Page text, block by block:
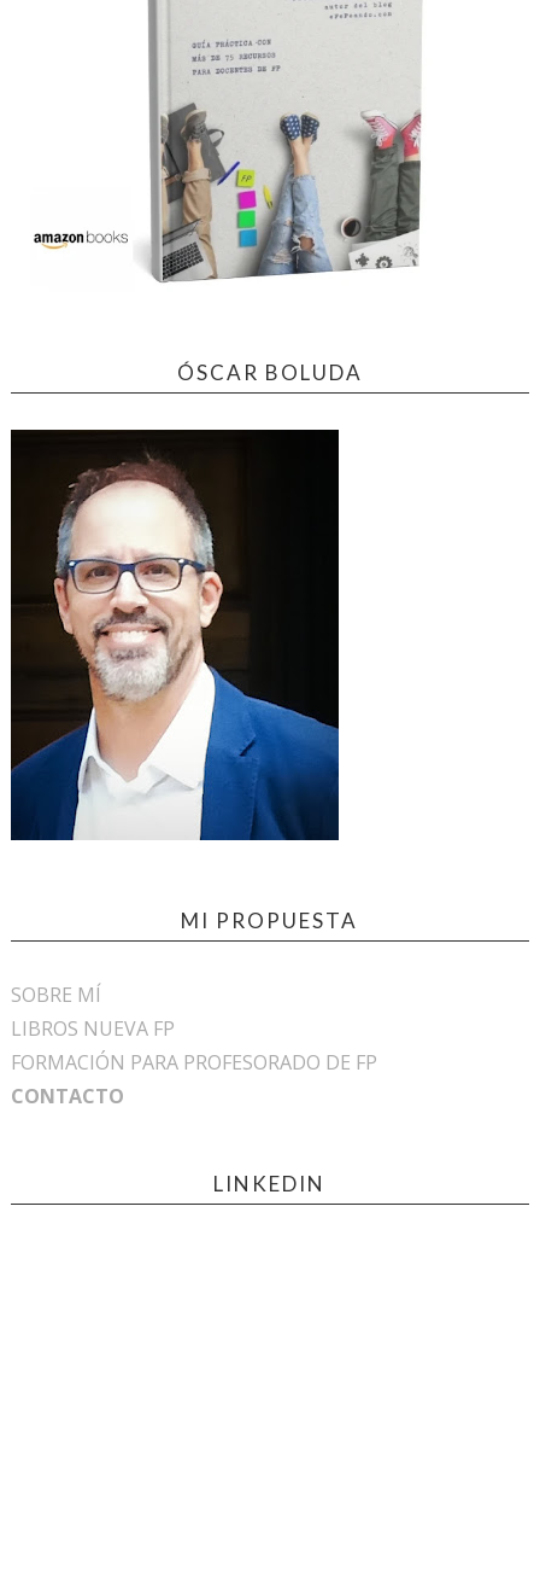
ÓSCAR BOLUDA
MI PROPUESTA
SOBRE MÍ
LIBROS NUEVA FP
FORMACIÓN PARA PROFESORADO DE FP
CONTACTO
LINKEDIN